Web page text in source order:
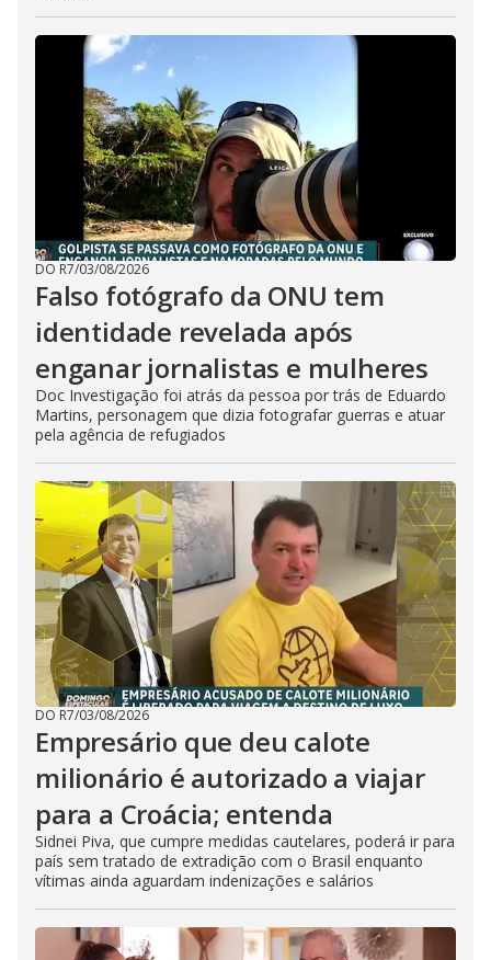
DO R7/03/08/2026
Falso fotógrafo da ONU tem
identidade revelada após
enganar jornalistas e mulheres
Doc Investigação foi atrás da pessoa por trás de Eduardo
Martins, personagem que dizia fotografar guerras e atuar
pela agência de refugiados
DO R7/03/08/2026
Empresário que deu calote
milionário é autorizado a viajar
para a Croácia; entenda
Sidnei Piva, que cumpre medidas cautelares, poderá ir para
país sem tratado de extradição com o Brasil enquanto
vítimas ainda aguardam indenizações e salários